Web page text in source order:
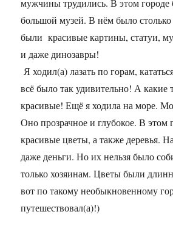
мужчины трудились. В этом городе
большой музей. В нём было
были красивые картины, статуи,
и даже динозавры!
Я ходил(а) лазать по горам,
всё было так удивительно! А какие
красивые! Ещё я ходила на море.
Оно прозрачное и глубокое. В этом
красивые цветы, а также деревья.
даже деньги. Но их нельзя было
только хозяинам. Цветы были
вот по такому необыкновенному
путешествовал(а)!)